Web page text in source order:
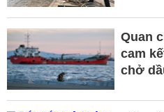
Quan
cam
chở